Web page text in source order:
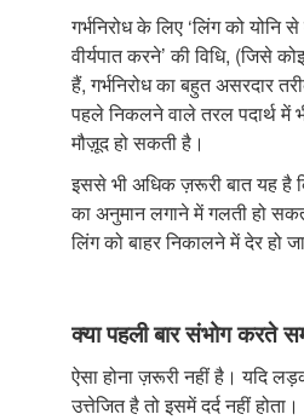
गर्भनिरोध के लिए ‘लिंग को योनि
वीर्यपात करने’ की विधि, (जिसे
हैं, गर्भनिरोध का बहुत असरदार
पहले निकलने वाले तरल पदार्थ में
मौज़ूद हो सकती है।
इससे भी अधिक ज़रूरी बात यह
का अनुमान लगाने में गलती हो
लिंग को बाहर निकालने में देर हो
क्या पहली बार संभोग करते
ऐसा होना ज़रूरी नहीं है। यदि
उत्तेजित है तो इसमें दर्द नहीं होता।